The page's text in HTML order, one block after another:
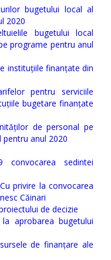
bugetului local al
2020
bugetului local
programe pentru anul
instituțiile finanțate din
pentru serviciile
bugetare finanțate
de personal pe
pentru anul 2020
convocarea sedintei
privire la convocarea
Căinari
de decizie
aprobarea bugetului
de finanțare ale